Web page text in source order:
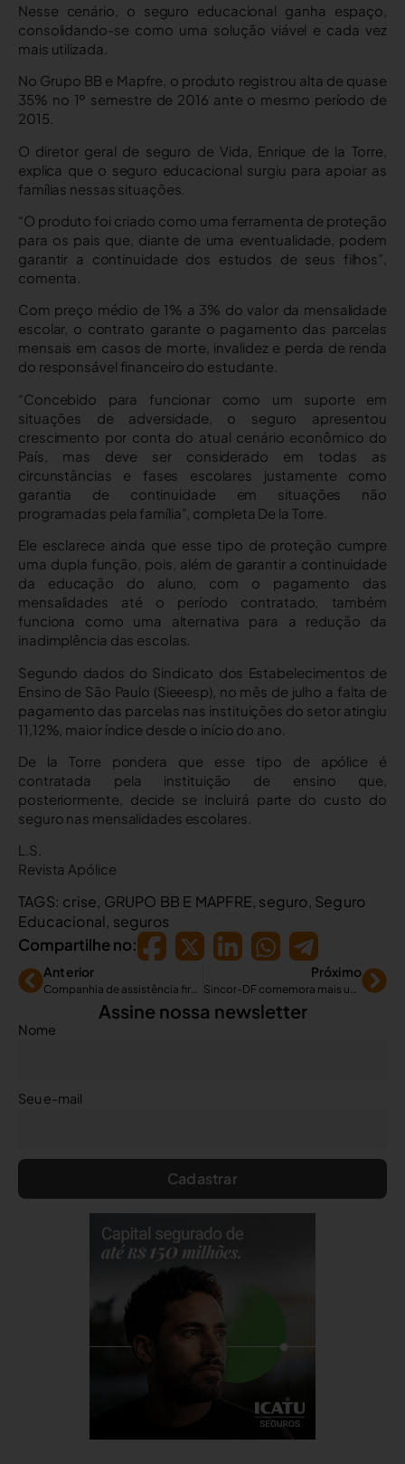
Nesse cenário, o seguro educacional ganha espaço,
consolidando-se como uma solução viável e cada vez
mais utilizada.
No Grupo BB e Mapfre, o produto registrou alta de quase
35% no 1º semestre de 2016 ante o mesmo período de
2015.
O diretor geral de seguro de Vida, Enrique de la Torre,
explica que o seguro educacional surgiu para apoiar as
famílias nessas situações.
“O produto foi criado como uma ferramenta de proteção
para os pais que, diante de uma eventualidade, podem
garantir a continuidade dos estudos de seus filhos”,
comenta.
Com preço médio de 1% a 3% do valor da mensalidade
escolar, o contrato garante o pagamento das parcelas
mensais em casos de morte, invalidez e perda de renda
do responsável financeiro do estudante.
“Concebido para funcionar como um suporte em
situações de adversidade, o seguro apresentou
crescimento por conta do atual cenário econômico do
País, mas deve ser considerado em todas as
circunstâncias e fases escolares justamente como
garantia de continuidade em situações não
programadas pela família”, completa De la Torre.
Ele esclarece ainda que esse tipo de proteção cumpre
uma dupla função, pois, além de garantir a continuidade
da educação do aluno, com o pagamento das
mensalidades até o período contratado, também
funciona como uma alternativa para a redução da
inadimplência das escolas.
Segundo dados do Sindicato dos Estabelecimentos de
Ensino de São Paulo (Sieeesp), no mês de julho a falta de
pagamento das parcelas nas instituições do setor atingiu
11,12%, maior índice desde o início do ano.
De la Torre pondera que esse tipo de apólice é
contratada pela instituição de ensino que,
posteriormente, decide se incluirá parte do custo do
seguro nas mensalidades escolares.
L.S.
Revista Apólice
TAGS: crise, GRUPO BB E MAPFRE, seguro, Seguro
Educacional, seguros
Compartilhe no:
Anterior Próximo
Assine nossa newsletter
Nome
Seu e-mail